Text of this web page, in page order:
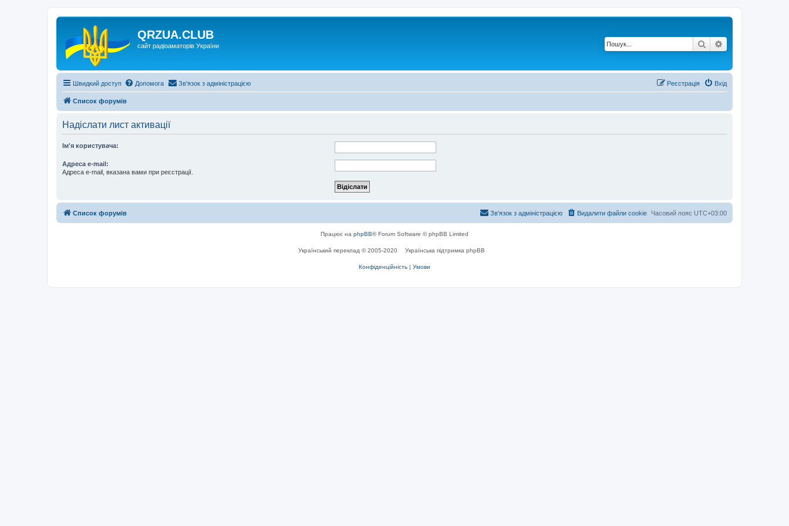
QRZUA.CLUB
сайт радіоаматорів України Пошук
Швидкий доступ Допомога Зв'язок з адміністрацією Вхід
Реєстрація
Список форумів
Надіслати лист активації
Ім'я користувача:
Адреса e-mail:
Адреса e-mail, вказана вами при реєстрації.
Список форумів Часовий пояс UTC+03:00
Видалити файли cookie
Зв'язок з адміністрацією
Працює на phpBB® Forum Software © phpBB Limited
Український переклад © 2005-2020 Українська підтримка phpBB
Конфіденційність | Умови